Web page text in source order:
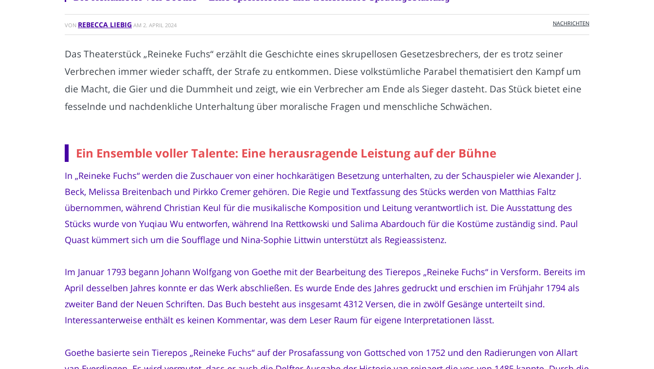
VON REBECCA LIEBIG AM 2. APRIL 2024 NACHRICHTEN
Das Theaterstück „Reineke Fuchs“ erzählt die Geschichte eines skrupellosen Gesetzesbrechers, der es trotz seiner
Verbrechen immer wieder schafft, der Strafe zu entkommen. Diese volkstümliche Parabel thematisiert den Kampf um
die Macht, die Gier und die Dummheit und zeigt, wie ein Verbrecher am Ende als Sieger dasteht. Das Stück bietet eine
fesselnde und nachdenkliche Unterhaltung über moralische Fragen und menschliche Schwächen.
Ein Ensemble voller Talente: Eine herausragende Leistung auf der Bühne
In „Reineke Fuchs“ werden die Zuschauer von einer hochkarätigen Besetzung unterhalten, zu der Schauspieler wie Alexander J.
Beck, Melissa Breitenbach und Pirkko Cremer gehören. Die Regie und Textfassung des Stücks werden von Matthias Faltz
übernommen, während Christian Keul für die musikalische Komposition und Leitung verantwortlich ist. Die Ausstattung des
Stücks wurde von Yuqiau Wu entworfen, während Ina Rettkowski und Salima Abardouch für die Kostüme zuständig sind. Paul
Quast kümmert sich um die Soufflage und Nina-Sophie Littwin unterstützt als Regieassistenz.
Im Januar 1793 begann Johann Wolfgang von Goethe mit der Bearbeitung des Tierepos „Reineke Fuchs“ in Versform. Bereits im
April desselben Jahres konnte er das Werk abschließen. Es wurde Ende des Jahres gedruckt und erschien im Frühjahr 1794 als
zweiter Band der Neuen Schriften. Das Buch besteht aus insgesamt 4312 Versen, die in zwölf Gesänge unterteilt sind.
Interessanterweise enthält es keinen Kommentar, was dem Leser Raum für eigene Interpretationen lässt.
Goethe basierte sein Tierepos „Reineke Fuchs“ auf der Prosafassung von Gottsched von 1752 und den Radierungen von Allart